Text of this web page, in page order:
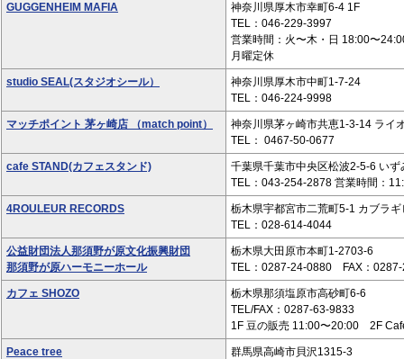
GUGGENHEIM MAFIA
神奈川県厚木市幸町6-4 1F
TEL：046-229-3997
営業時間：火〜木・日 18:00〜
月曜定休
studio SEAL(スタジオシール）
神奈川県厚木市中町1-7-24
TEL：046-224-9998
マッチポイント 茅ヶ崎店 （match point）
神奈川県茅ヶ崎市共恵1-3-14 ライ
TEL： 0467-50-0677
cafe STAND(カフェスタンド)
千葉県千葉市中央区松波2-5-6 いず
TEL：043-254-2878 営業時間：
4ROULEUR RECORDS
栃木県宇都宮市二荒町5-1 カブラギ
TEL：028-614-4044
公益財団法人那須野が原文化振興財団
那須野が原ハーモニーホール
栃木県大田原市本町1-2703-6
TEL：0287-24-0880 FAX：0287-
カフェ SHOZO
栃木県那須塩原市高砂町6-6
TEL/FAX：0287-63-9833
1F 豆の販売 11:00〜20:00 2F
Peace tree
群馬県高崎市貝沢1315-3